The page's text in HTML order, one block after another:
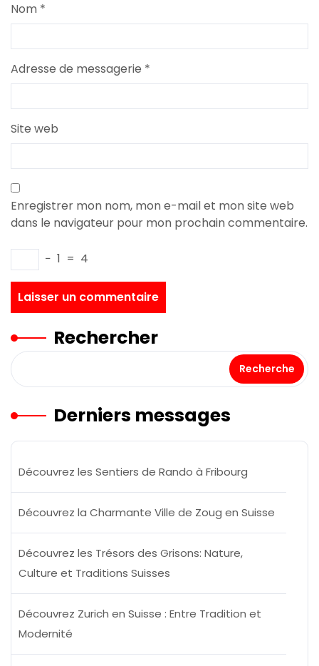
Nom *
Adresse de messagerie *
Site web
Enregistrer mon nom, mon e-mail et mon site web
dans le navigateur pour mon prochain commentaire.
− 1 = 4
Rechercher
Recherche
Derniers messages
Découvrez les Sentiers de Rando à Fribourg
Découvrez la Charmante Ville de Zoug en Suisse
Découvrez les Trésors des Grisons: Nature,
Culture et Traditions Suisses
Découvrez Zurich en Suisse : Entre Tradition et
Modernité